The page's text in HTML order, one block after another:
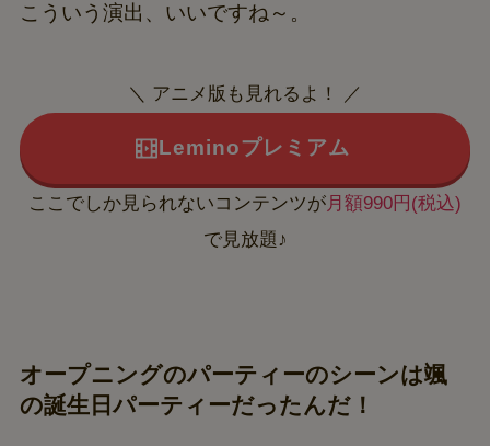
こういう演出、いいですね～。
＼ アニメ版も見れるよ！ ／
Leminoプレミアム
ここでしか見られないコンテンツが月額990円(税込)
で見放題♪
オープニングのパーティーのシーンは颯
の誕生日パーティーだったんだ！